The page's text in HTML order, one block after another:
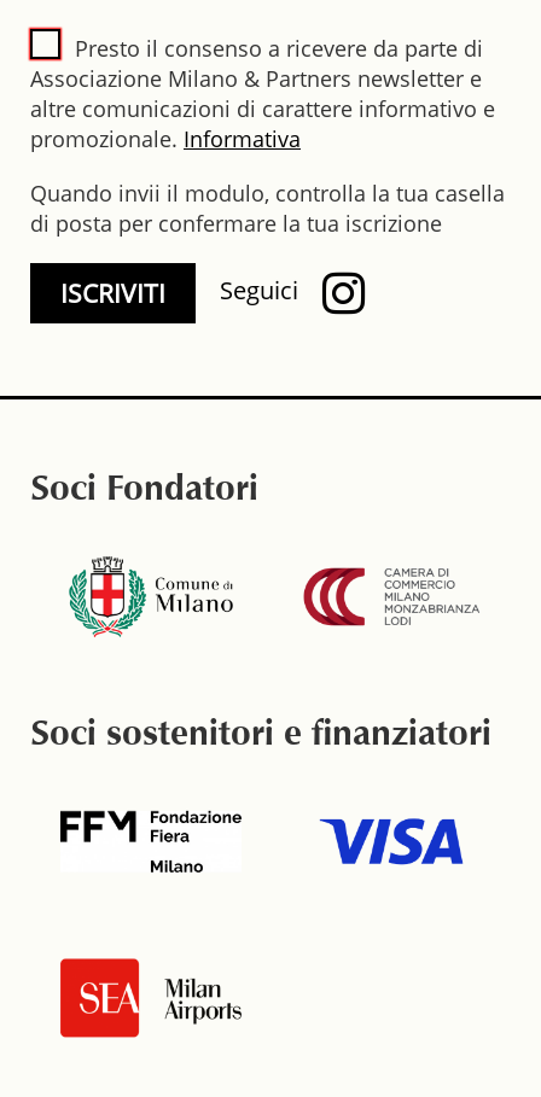
Presto il consenso a ricevere da parte di
Associazione Milano & Partners newsletter e
altre comunicazioni di carattere informativo e
promozionale. Informativa
Quando invii il modulo, controlla la tua casella
di posta per confermare la tua iscrizione
Seguici
Soci Fondatori
Soci sostenitori e finanziatori